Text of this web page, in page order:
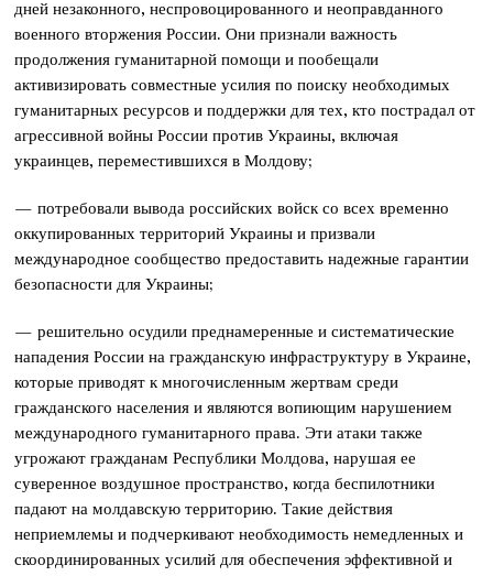
дней незаконного, неспровоцированного и неоправданного
военного вторжения России. Они признали важность
продолжения гуманитарной помощи и пообещали
активизировать совместные усилия по поиску необходимых
гуманитарных ресурсов и поддержки для тех, кто пострадал от
агрессивной войны России против Украины, включая
украинцев, переместившихся в Молдову;
— потребовали вывода российских войск со всех временно
оккупированных территорий Украины и призвали
международное сообщество предоставить надежные гарантии
безопасности для Украины;
— решительно осудили преднамеренные и систематические
нападения России на гражданскую инфраструктуру в Украине,
которые приводят к многочисленным жертвам среди
гражданского населения и являются вопиющим нарушением
международного гуманитарного права. Эти атаки также
угрожают гражданам Республики Молдова, нарушая ее
суверенное воздушное пространство, когда беспилотники
падают на молдавскую территорию. Такие действия
неприемлемы и подчеркивают необходимость немедленных и
скоординированных усилий для обеспечения эффективной и